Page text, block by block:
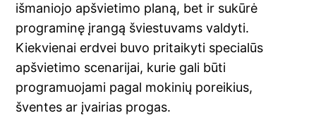
išmaniojo apšvietimo planą, bet ir sukūrė
programinę įrangą šviestuvams valdyti.
Kiekvienai erdvei buvo pritaikyti specialūs
apšvietimo scenarijai, kurie gali būti
programuojami pagal mokinių poreikius,
šventes ar įvairias progas.